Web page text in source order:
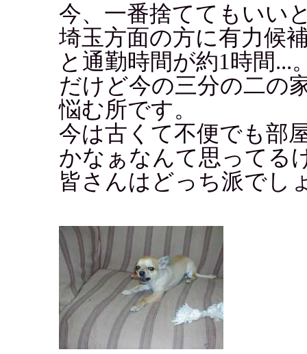
今、一番捨ててもいい
埼玉方面の方に有力候
と通勤時間が約1時間...
だけど今の三分の二の
悩む所です。
今は古くて不便でも部
かなぁなんて思ってる
皆さんはどっち派でし